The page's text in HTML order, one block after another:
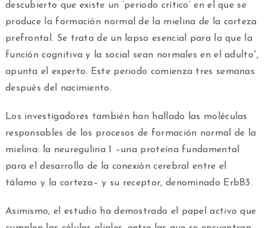
descubierto que existe un ‘periodo crítico’ en el que se
produce la formación normal de la mielina de la corteza
prefrontal. Se trata de un lapso esencial para la que la
función cognitiva y la social sean normales en el adulto”,
apunta el experto. Este periodo comienza tres semanas
después del nacimiento.
Los investigadores también han hallado las moléculas
responsables de los procesos de formación normal de la
mielina: la neuregulina 1 –una proteína fundamental
para el desarrollo de la conexión cerebral entre el
tálamo y la corteza– y su receptor, denominado ErbB3.
Asimismo, el estudio ha demostrado el papel activo que